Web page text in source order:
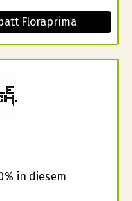
Floraprima
in diesem